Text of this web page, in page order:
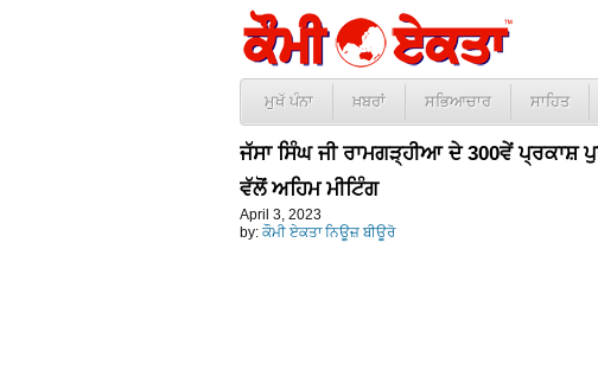
ਮੁਖੱ ਪੰਨਾ ਖ਼ਬਰਾਂ ਸਭਿਆਚਾਰ ਸਾਹਿਤ
ਜੱਸਾ ਸਿੰਘ ਜੀ ਰਾਮਗੜ੍ਹੀਆ ਦੇ 300ਵੇਂ
ਵੱਲੋਂ ਅਹਿਮ ਮੀਟਿੰਗ
April 3, 2023
by: ਕੌਮੀ ਏਕਤਾ ਨਿਊਜ਼ ਬੀਊਰੋ